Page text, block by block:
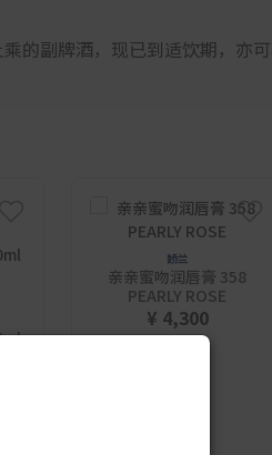
的副牌酒，现已到适饮期，亦可
娇兰
亲亲蜜吻润唇膏 358
PEARLY ROSE
¥ 4,300